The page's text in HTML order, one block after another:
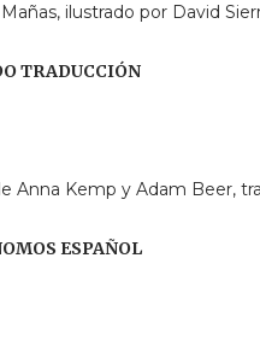
ilustrado por David
TRADUCCIÓN
Anna Kemp y Adam Beer,
ESPAÑOL